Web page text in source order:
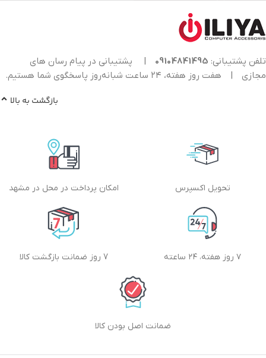
تلفن پشتیبانی: 09104841495
|
پشتیبانی در پیام رسان های
مجازی
| هفت روز هفته، ۲۴ ساعت شبانه‌روز پاسخگوی شما هستیم.
بازگشت به بالا
تحویل اکسپرس امکان پرداخت در محل در مشهد
۷ روز هفته، ۲۴ ساعته 7 روز ضمانت بازگشت کالا
ضمانت اصل بودن کالا